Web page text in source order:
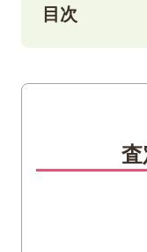
目次
「工業の
「移動
「電子
「大型
「モジ